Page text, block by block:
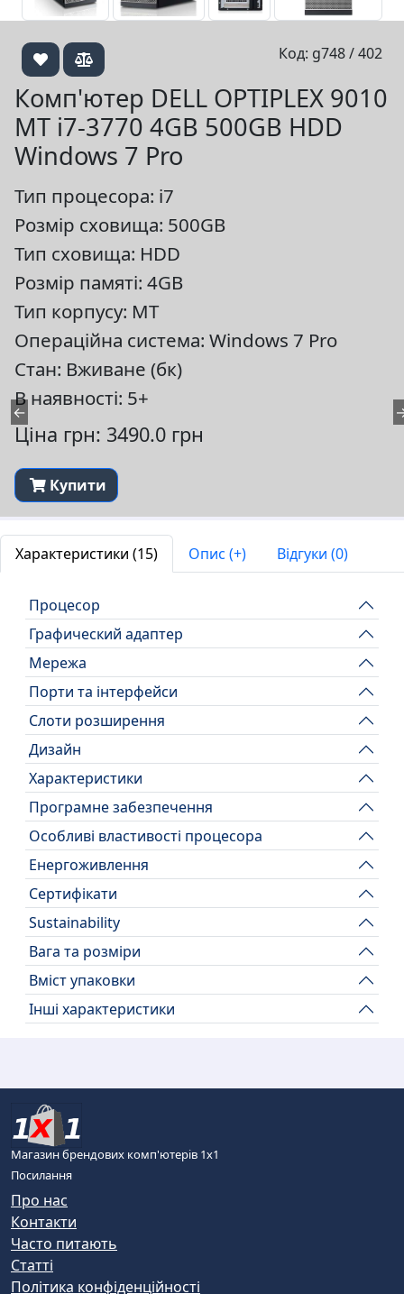
←
Код: g748 / 402
Комп'ютер DELL OPTIPLEX 9010
MT i7-3770 4GB 500GB HDD
Windows 7 Pro
Тип процесора: i7
Розмір сховища: 500GB
Тип сховища: HDD
Розмір памяті: 4GB
Тип корпусу: MT
Операційна система: Windows 7 Pro
Стан: Вживане (бк)
В наявності: 5+
Ціна грн: 3490.0 грн
Купити
Характеристики (15) Опис (+) Відгуки (0)
Процесор
Графический адаптер
Мережа
Порти та інтерфейси
Слоти розширення
Дизайн
Характеристики
Програмне забезпечення
Особливі властивості процесора
Енергоживлення
Сертифікати
Sustainability
Вага та розміри
Вміст упаковки
Інші характеристики
Магазин брендових комп'ютерів 1х1
Посилання
Про нас
Контакти
Часто питають
Статті
Політика конфіденційності